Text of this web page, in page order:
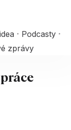
Podcasty
zprávy